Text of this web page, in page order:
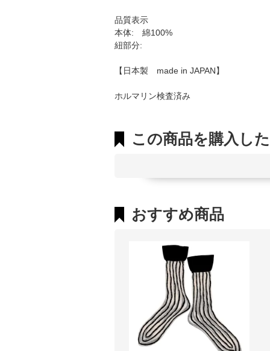
品質表示
本体: 綿100%
紐部分:
【日本製 made in JAPAN】
ホルマリン検査済み
この商品を購入し
おすすめ商品